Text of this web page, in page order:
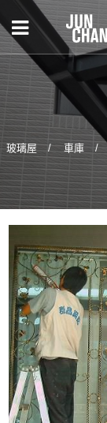
玻璃屋 車庫